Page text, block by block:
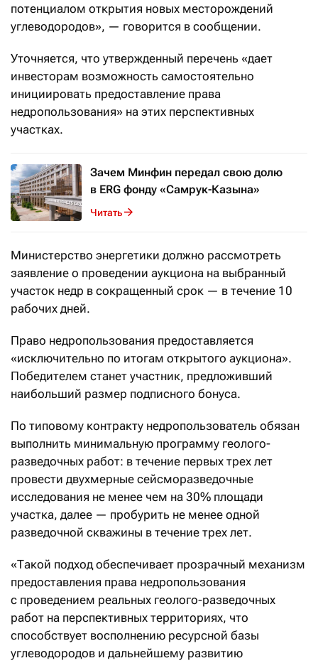
потенциалом открытия новых месторождений
углеводородов», — говорится в сообщении.
Уточняется, что утвержденный перечень «дает
инвесторам возможность самостоятельно
инициировать предоставление права
недропользования» на этих перспективных
участках.
Зачем Минфин передал свою долю
в ERG фонду «Самрук-Казына»
Читать
Министерство энергетики должно рассмотреть
заявление о проведении аукциона на выбранный
участок недр в сокращенный срок — в течение 10
рабочих дней.
Право недропользования предоставляется
«исключительно по итогам открытого аукциона».
Победителем станет участник, предложивший
наибольший размер подписного бонуса.
По типовому контракту недропользователь обязан
выполнить минимальную программу геолого-
разведочных работ: в течение первых трех лет
провести двухмерные сейсморазведочные
исследования не менее чем на 30% площади
участка, далее — пробурить не менее одной
разведочной скважины в течение трех лет.
«Такой подход обеспечивает прозрачный механизм
предоставления права недропользования
с проведением реальных геолого-разведочных
работ на перспективных территориях, что
способствует восполнению ресурсной базы
углеводородов и дальнейшему развитию